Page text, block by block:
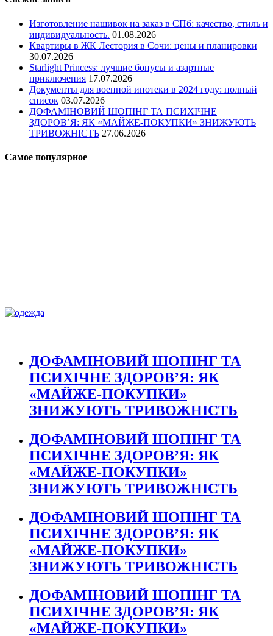
Изготовление нашивок на заказ в СПб: качество, стиль и
индивидуальность. 01.08.2026
Квартиры в ЖК Лестория в Сочи: цены и планировки
30.07.2026
Starlight Princess: лучшие бонусы и азартные
приключения 17.07.2026
Документы для военной ипотеки в 2024 году: полный
список 03.07.2026
ДОФАМІНОВИЙ ШОПІНГ ТА ПСИХІЧНЕ
ЗДОРОВ’Я: ЯК «МАЙЖЕ-ПОКУПКИ» ЗНИЖУЮТЬ
ТРИВОЖНІСТЬ 27.06.2026
Самое популярное
ДОФАМІНОВИЙ ШОПІНГ ТА
ПСИХІЧНЕ ЗДОРОВ’Я: ЯК
«МАЙЖЕ-ПОКУПКИ»
ЗНИЖУЮТЬ ТРИВОЖНІСТЬ
ДОФАМІНОВИЙ ШОПІНГ ТА
ПСИХІЧНЕ ЗДОРОВ’Я: ЯК
«МАЙЖЕ-ПОКУПКИ»
ЗНИЖУЮТЬ ТРИВОЖНІСТЬ
ДОФАМІНОВИЙ ШОПІНГ ТА
ПСИХІЧНЕ ЗДОРОВ’Я: ЯК
«МАЙЖЕ-ПОКУПКИ»
ЗНИЖУЮТЬ ТРИВОЖНІСТЬ
ДОФАМІНОВИЙ ШОПІНГ ТА
ПСИХІЧНЕ ЗДОРОВ’Я: ЯК
«МАЙЖЕ-ПОКУПКИ»